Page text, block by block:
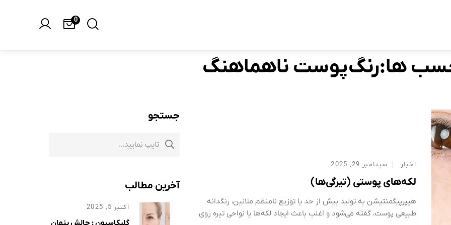
0
ها:رنگ‌پوست ناهماهنگ
اخبار سپتامبر 29, 2025
لکه‌های پوستی (تیرگی‌ها)
هیپرپیگمنتیشن به تولید بیش از حد یا توزیع نامنظم ملانین، رنگدانه
طبیعی پوست، گفته می‌شود و اغلب باعث ایجاد لکه‌ها یا نواحی تیره روی
جستجو
آخرین مطالب
اکتبر 5, 2025
گلیکاسیون : چالش پنهان